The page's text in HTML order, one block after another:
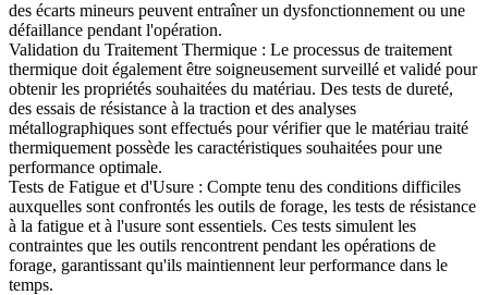
des écarts mineurs peuvent entraîner un dysfonctionnement ou une
défaillance pendant l'opération.
Validation du Traitement Thermique : Le processus de traitement
thermique doit également être soigneusement surveillé et validé pour
obtenir les propriétés souhaitées du matériau. Des tests de dureté,
des essais de résistance à la traction et des analyses
métallographiques sont effectués pour vérifier que le matériau traité
thermiquement possède les caractéristiques souhaitées pour une
performance optimale.
Tests de Fatigue et d'Usure : Compte tenu des conditions difficiles
auxquelles sont confrontés les outils de forage, les tests de résistance
à la fatigue et à l'usure sont essentiels. Ces tests simulent les
contraintes que les outils rencontrent pendant les opérations de
forage, garantissant qu'ils maintiennent leur performance dans le
temps.